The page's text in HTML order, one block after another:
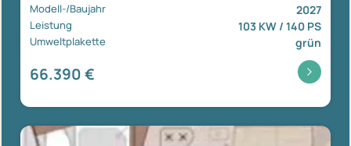
Modell-/Baujahr 2027
Leistung 103 KW / 140 PS
Umweltplakette grün
66.390 €